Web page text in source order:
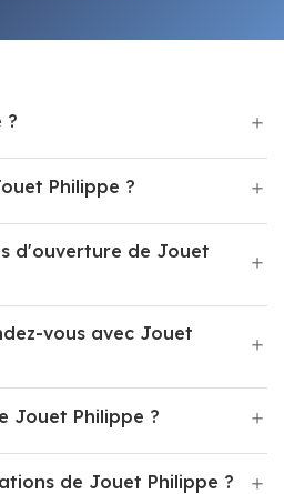
?
Philippe ?
d'ouverture de Jouet
vous avec Jouet
Jouet Philippe ?
de Jouet Philippe ?